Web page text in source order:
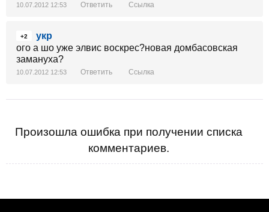
10.07.2012 12:53 Ответить Ссылка
+2
укр
ого а шо уже элвис воскрес?новая домбасовская
замануха?
10.07.2012 12:53 Ответить Ссылка
Произошла ошибка при получении списка
комментариев.